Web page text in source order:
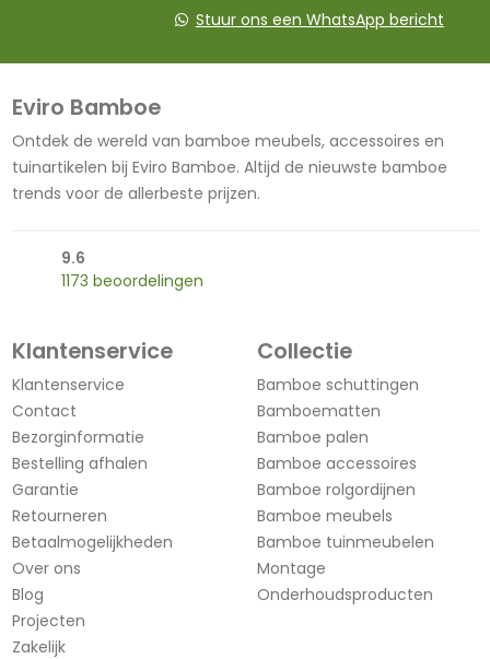
Stuur ons een WhatsApp bericht
Eviro Bamboe
Ontdek de wereld van bamboe meubels, accessoires en
tuinartikelen bij Eviro Bamboe. Altijd de nieuwste bamboe
trends voor de allerbeste prijzen.
9.6
1173 beoordelingen
Klantenservice
Klantenservice
Contact
Bezorginformatie
Bestelling afhalen
Garantie
Retourneren
Betaalmogelijkheden
Over ons
Blog
Projecten
Zakelijk
Collectie
Bamboe schuttingen
Bamboematten
Bamboe palen
Bamboe accessoires
Bamboe rolgordijnen
Bamboe meubels
Bamboe tuinmeubelen
Montage
Onderhoudsproducten